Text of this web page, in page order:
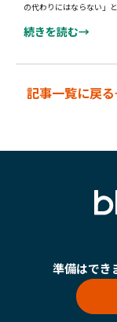
の代わりにはならない」
続きを読む→
記事一覧に戻
準備はでき